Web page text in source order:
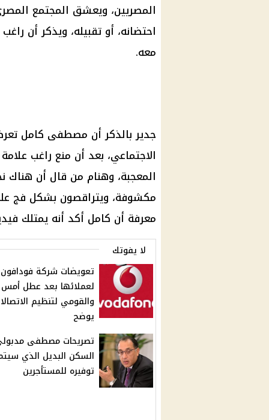
المصريين، ويعشق المجتمع
احتضانه، أو تقبيله، ويذكر أن
معه.
جدير بالذكر أن مصطفى كامل
الاجتماعي، بعد أن منع راغب
المعجبة، وهنام من قال أن
مكشوفة، ويتراقصون بشكل فج
معرفة أن كامل أكد أنه يمتلك
لا يفوتك
تعويضات شركة فودافون
لعملائها بعد عطل أمس
والقومي لتنظيم
يوضح
تصريحات مصطفى
السكن البديل الذي
توفيره للمستأجرين